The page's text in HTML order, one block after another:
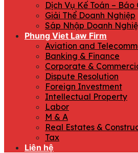
Dịch Vụ Kế Toán – Báo
Giải Thể Doanh Nghiệp
Sáp Nhập Doanh
Phung Viet Law Firm
Aviation and
Banking & Finance
Corporate &
Dispute Resolution
Foreign Investment
Intellectual Property
Labor
M & A
Real Estates &
Tax
Liên hệ